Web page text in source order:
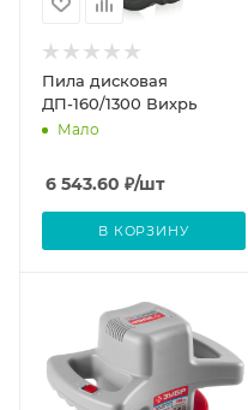
Пила дисковая
ДП-160/1300 Вихрь
Мало
6 543.60 ₽/шт
В КОРЗИНУ